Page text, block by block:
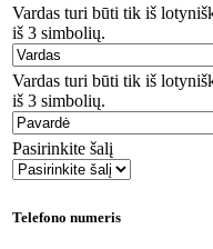
Vardas turi būti tik iš
iš 3 simbolių.
Vardas turi būti tik iš
iš 3 simbolių.
Pasirinkite šalį
Telefono numeris